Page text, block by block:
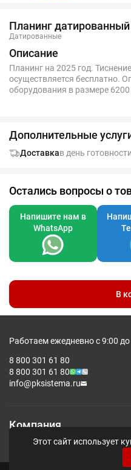
Планинг
Датированные
Описание
Планинг на 2025 год.
осуществляется бесплатно.
оборудования в размере
Дополнительные
Доставкав день готовности
Остались вопросы о
Напишите нам в
WhatsApp
В
Работаем ежедневно с 9:00 до
8 800 301 61 80
8 800 301 61 80
info@pksistema.ru
Компания
Этот сайт использует